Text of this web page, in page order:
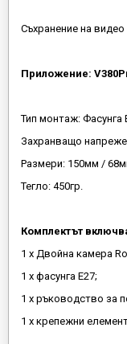
Съхранение на
Приложение:
Тип монтаж: Фасунга
Захранващо
Размери: 150мм /
Тегло: 450гр.
Комплектът
1 х Двойна камера
1 х фасунга Е27;
1 х ръководство за
1 х крепежни